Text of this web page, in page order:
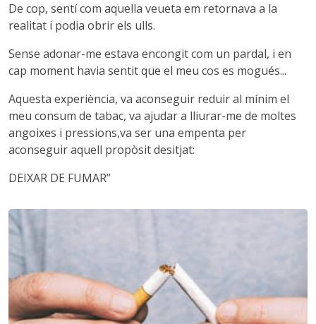
De cop, sentí com aquella veueta em retornava a la
realitat i podia obrir els ulls.
Sense adonar-me estava encongit com un pardal, i en
cap moment havia sentit que el meu cos es mogués...
Aquesta experiència, va aconseguir reduir al mínim el
meu consum de tabac, va ajudar a lliurar-me de moltes
angoixes i pressions,va ser una empenta per
aconseguir aquell propòsit desitjat:
DEIXAR DE FUMAR”